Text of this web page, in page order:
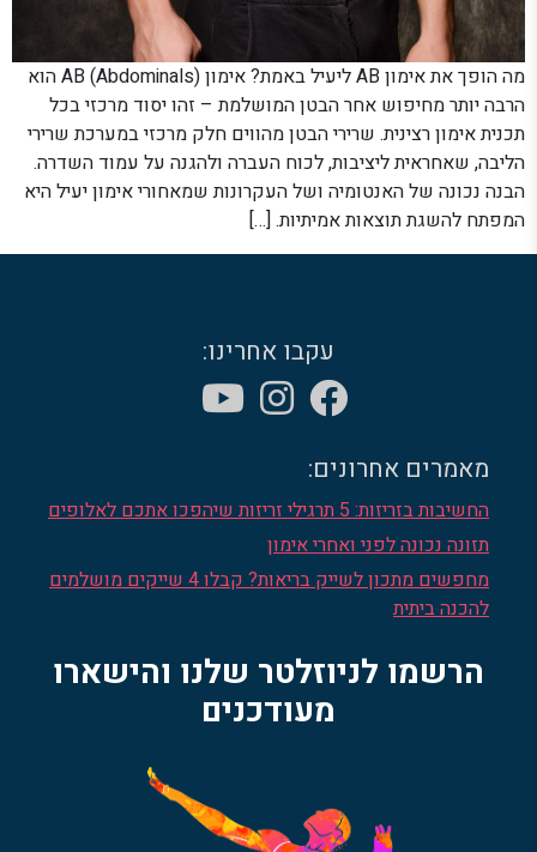
מה הופך את אימון AB ליעיל באמת? אימון AB (Abdominals) הוא
הרבה יותר מחיפוש אחר הבטן המושלמת – זהו יסוד מרכזי בכל
תכנית אימון רצינית. שרירי הבטן מהווים חלק מרכזי במערכת שרירי
הליבה, שאחראית ליציבות, לכוח העברה ולהגנה על עמוד השדרה.
הבנה נכונה של האנטומיה ושל העקרונות שמאחורי אימון יעיל היא
המפתח להשגת תוצאות אמיתיות. […]
עקבו אחרינו:
מאמרים אחרונים:
החשיבות בזריזות: 5 תרגילי זריזות שיהפכו אתכם לאלופים
תזונה נכונה לפני ואחרי אימון
מחפשים מתכון לשייק בריאות? קבלו 4 שייקים מושלמים
להכנה ביתית
הרשמו לניוזלטר שלנו והישארו
מעודכנים